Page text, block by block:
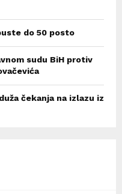
do 50 posto
sudu BiH protiv
čekanja na izlazu iz